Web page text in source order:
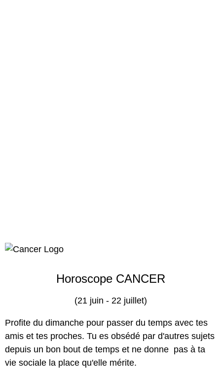
Horoscope CANCER
(21 juin - 22 juillet)
Profite du dimanche pour passer du temps avec tes
amis et tes proches. Tu es obsédé par d'autres sujets
depuis un bon bout de temps et ne donne pas à ta
vie sociale la place qu'elle mérite.